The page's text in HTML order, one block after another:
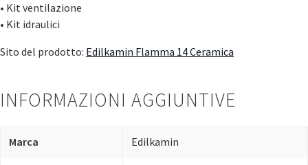
• Kit ventilazione
• Kit idraulici
Sito del prodotto: Edilkamin Flamma 14 Ceramica
INFORMAZIONI AGGIUNTIVE
Marca Edilkamin